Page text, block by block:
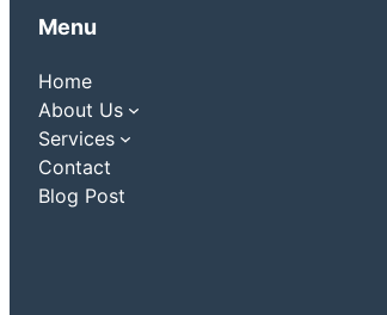
Menu
Home
About Us
Services
Contact
Blog Post